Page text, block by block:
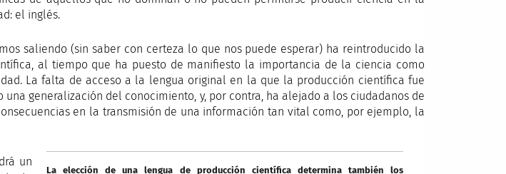
el inglés.
saliendo (sin saber con certeza lo que nos puede esperar) ha reintroducido la
al tiempo que ha puesto de manifiesto la importancia de la ciencia como
La falta de acceso a la lengua original en la que la producción científica fue
una generalización del conocimiento, y, por contra, ha alejado a los ciudadanos de
en la transmisión de una información tan vital como, por ejemplo, la
La elección de una lengua de producción científica determina también los
un